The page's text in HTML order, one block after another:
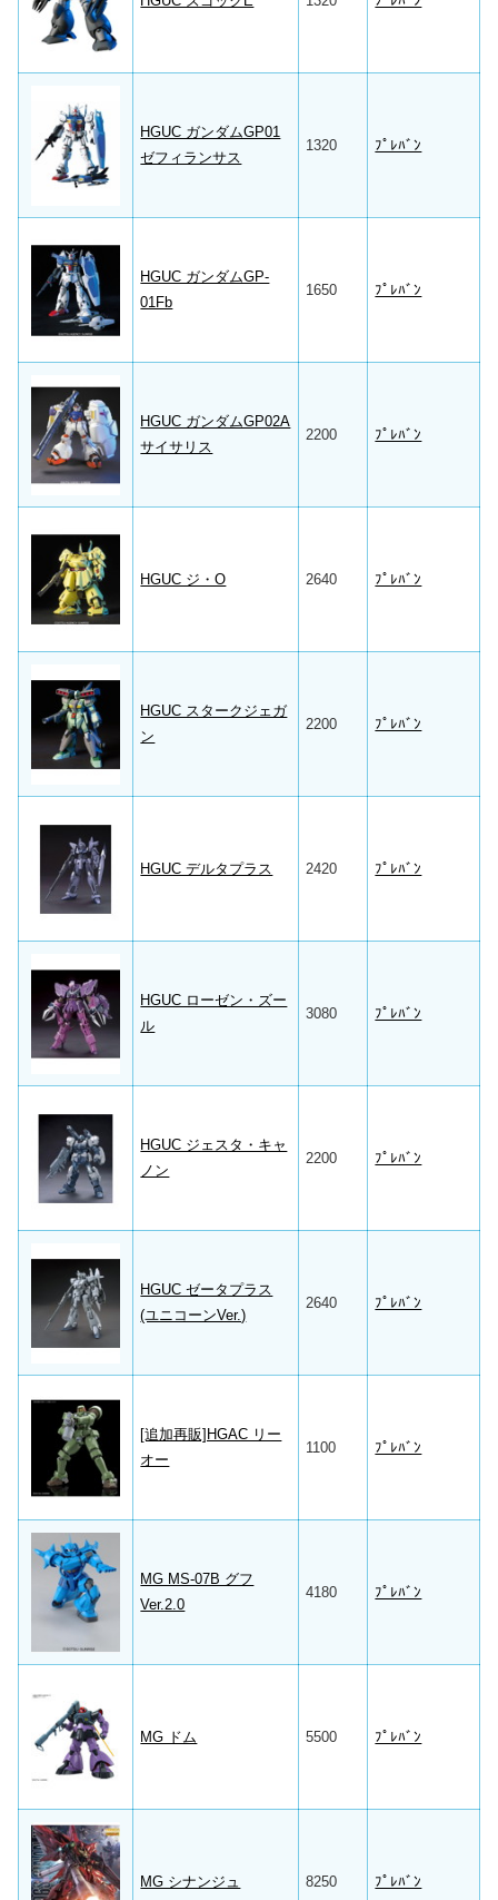
HGUC ガンダムGP01
ゼフィランサス
1320 ﾌﾟﾚﾊﾞﾝ
HGUC ガンダムGP-
01Fb
1650 ﾌﾟﾚﾊﾞﾝ
HGUC ガンダムGP02A
サイサリス
2200 ﾌﾟﾚﾊﾞﾝ
HGUC ジ・O 2640 ﾌﾟﾚﾊﾞﾝ
HGUC スタークジェガ
ン
2200 ﾌﾟﾚﾊﾞﾝ
HGUC デルタプラス 2420 ﾌﾟﾚﾊﾞﾝ
HGUC ローゼン・ズー
ル
3080 ﾌﾟﾚﾊﾞﾝ
HGUC ジェスタ・キャ
ノン
2200 ﾌﾟﾚﾊﾞﾝ
HGUC ゼータプラス
(ユニコーンVer.)
2640 ﾌﾟﾚﾊﾞﾝ
[追加再販]HGAC リー
オー
1100 ﾌﾟﾚﾊﾞﾝ
MG MS-07B グフ
Ver.2.0
4180 ﾌﾟﾚﾊﾞﾝ
MG ドム 5500 ﾌﾟﾚﾊﾞﾝ
MG シナンジュ 8250 ﾌﾟﾚﾊﾞﾝ